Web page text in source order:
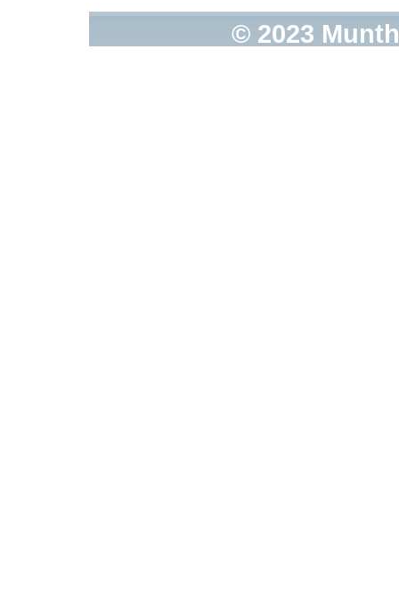
© 2023